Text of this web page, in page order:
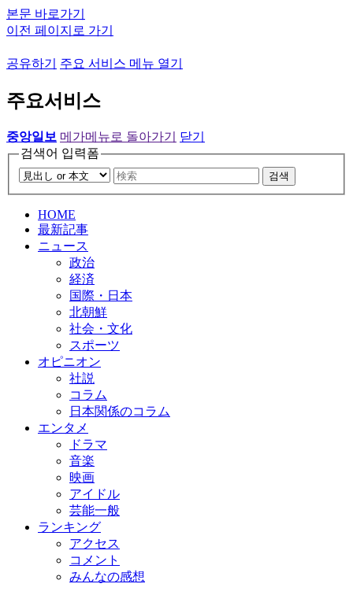
본문 바로가기
이전 페이지로 가기
공유하기 주요 서비스 메뉴 열기
주요서비스
중앙일보 메가메뉴로 돌아가기
닫기
검색어 입력폼
검색
HOME
最新記事
ニュース
政治
経済
国際・日本
北朝鮮
社会・文化
スポーツ
オピニオン
社説
コラム
日本関係のコラム
エンタメ
ドラマ
音楽
映画
アイドル
芸能一般
ランキング
アクセス
コメント
みんなの感想